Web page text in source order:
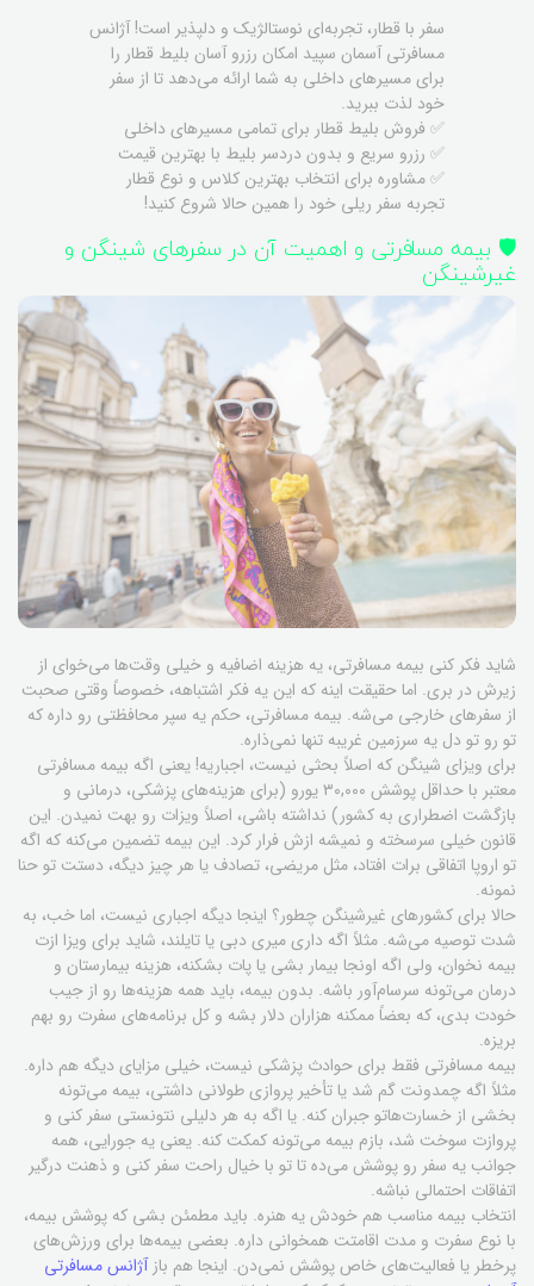
سفر با قطار، تجربه‌ای نوستالژیک و دلپذیر است! آژانس
مسافرتی آسمان سپید امکان رزرو آسان بلیط قطار را
برای مسیرهای داخلی به شما ارائه می‌دهد تا از سفر
خود لذت ببرید.
✅ فروش بلیط قطار برای تمامی مسیرهای داخلی
✅ رزرو سریع و بدون دردسر بلیط با بهترین قیمت
✅ مشاوره برای انتخاب بهترین کلاس و نوع قطار
تجربه سفر ریلی خود را همین حالا شروع کنید!
🛡️ بیمه مسافرتی و اهمیت آن در سفرهای شینگن و
غیرشینگن
شاید فکر کنی بیمه مسافرتی، یه هزینه اضافیه و خیلی وقت‌ها می‌خوای از
زیرش در بری. اما حقیقت اینه که این یه فکر اشتباهه، خصوصاً وقتی صحبت
از سفرهای خارجی می‌شه. بیمه مسافرتی، حکم یه سپر محافظتی رو داره که
تو رو تو دل یه سرزمین غریبه تنها نمی‌ذاره.
برای ویزای شینگن که اصلاً بحثی نیست، اجباریه! یعنی اگه بیمه مسافرتی
معتبر با حداقل پوشش ۳۰,۰۰۰ یورو (برای هزینه‌های پزشکی، درمانی و
بازگشت اضطراری به کشور) نداشته باشی، اصلاً ویزات رو بهت نمیدن. این
قانون خیلی سرسخته و نمیشه ازش فرار کرد. این بیمه تضمین می‌کنه که اگه
تو اروپا اتفاقی برات افتاد، مثل مریضی، تصادف یا هر چیز دیگه، دستت تو حنا
نمونه.
حالا برای کشورهای غیرشینگن چطور؟ اینجا دیگه اجباری نیست، اما خب، به
شدت توصیه می‌شه. مثلاً اگه داری میری دبی یا تایلند، شاید برای ویزا ازت
بیمه نخوان، ولی اگه اونجا بیمار بشی یا پات بشکنه، هزینه بیمارستان و
درمان می‌تونه سرسام‌آور باشه. بدون بیمه، باید همه هزینه‌ها رو از جیب
خودت بدی، که بعضاً ممکنه هزاران دلار بشه و کل برنامه‌های سفرت رو بهم
بریزه.
بیمه مسافرتی فقط برای حوادث پزشکی نیست، خیلی مزایای دیگه هم داره.
مثلاً اگه چمدونت گم شد یا تأخیر پروازی طولانی داشتی، بیمه می‌تونه
بخشی از خسارت‌هاتو جبران کنه. یا اگه به هر دلیلی نتونستی سفر کنی و
پروازت سوخت شد، بازم بیمه می‌تونه کمکت کنه. یعنی یه جورایی، همه
جوانب یه سفر رو پوشش می‌ده تا تو با خیال راحت سفر کنی و ذهنت درگیر
اتفاقات احتمالی نباشه.
انتخاب بیمه مناسب هم خودش یه هنره. باید مطمئن بشی که پوشش بیمه،
با نوع سفرت و مدت اقامتت همخوانی داره. بعضی بیمه‌ها برای ورزش‌های
پرخطر یا فعالیت‌های خاص پوشش نمی‌دن. اینجا هم بازآژانس مسافرتی